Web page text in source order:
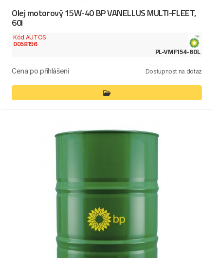
Olej motorový 15W-40 BP VANELLUS MULTI-FLEET,
60l
Kód AUTOS
0058196
PL-VMF154-60L
Cena po přihlášení Dostupnost na dotaz